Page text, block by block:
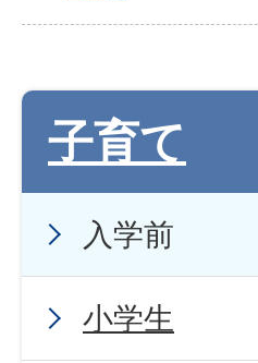
子育て
入学前
小学生